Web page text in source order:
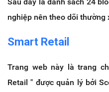
nghiệp nên theo dõi thường
Smart Retail
Trang web này là trang
Retail " được quản lý bởi